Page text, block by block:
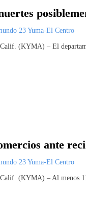
23 Yuma-El Centro
(KYMA) – El
ante
23 Yuma-El Centro
(KYMA) – Al menos 11